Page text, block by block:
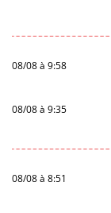
08/08 à 9:58
08/08 à 9:35
08/08 à 8:51